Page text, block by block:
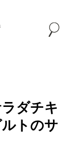
ダチキ
トのサ